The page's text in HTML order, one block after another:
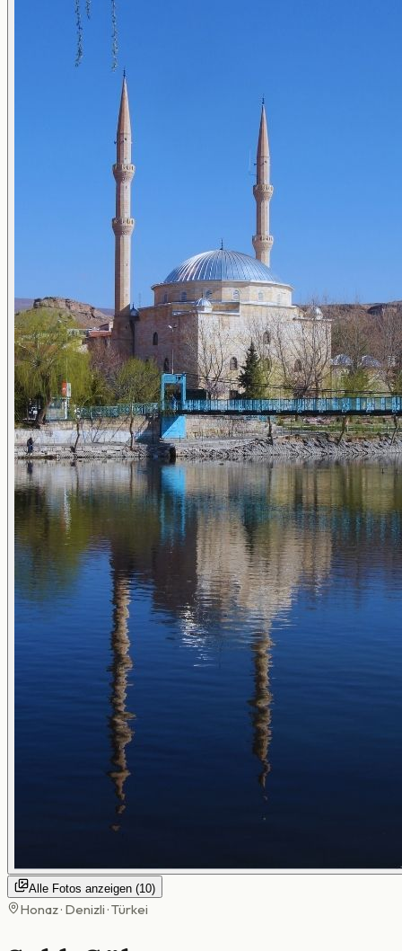
Alle Fotos anzeigen (10)
Honaz · Denizli · Türkei